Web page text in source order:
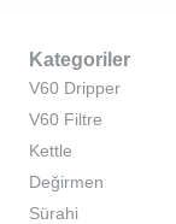
Kategoriler
V60 Dripper
V60 Filtre
Kettle
Değirmen
Sürahi